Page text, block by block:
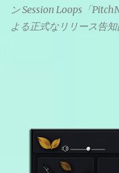
ン Session Loops「
よる正式なリリース告
ソースを元に設計・改